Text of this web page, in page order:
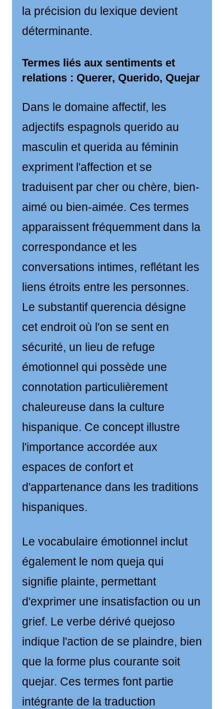
la précision du lexique devient
déterminante.
Termes liés aux sentiments et
relations : Querer, Querido, Quejar
Dans le domaine affectif, les
adjectifs espagnols querido au
masculin et querida au féminin
expriment l'affection et se
traduisent par cher ou chère, bien-
aimé ou bien-aimée. Ces termes
apparaissent fréquemment dans la
correspondance et les
conversations intimes, reflétant les
liens étroits entre les personnes.
Le substantif querencia désigne
cet endroit où l'on se sent en
sécurité, un lieu de refuge
émotionnel qui possède une
connotation particulièrement
chaleureuse dans la culture
hispanique. Ce concept illustre
l'importance accordée aux
espaces de confort et
d'appartenance dans les traditions
hispaniques.
Le vocabulaire émotionnel inclut
également le nom queja qui
signifie plainte, permettant
d'exprimer une insatisfaction ou un
grief. Le verbe dérivé quejoso
indique l'action de se plaindre, bien
que la forme plus courante soit
quejar. Ces termes font partie
intégrante de la traduction